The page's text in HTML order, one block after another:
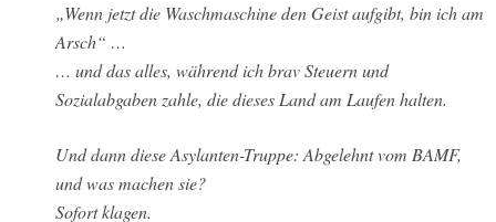
„Wenn jetzt die Waschmaschine den Geist aufgibt, bin ich am
Arsch“ …
… und das alles, während ich brav Steuern und
Sozialabgaben zahle, die dieses Land am Laufen halten.
Und dann diese Asylanten-Truppe: Abgelehnt vom BAMF,
und was machen sie?
Sofort klagen.